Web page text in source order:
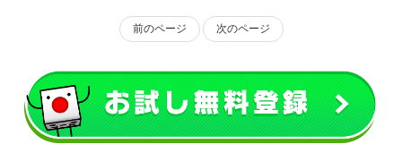
前のページ 次のページ